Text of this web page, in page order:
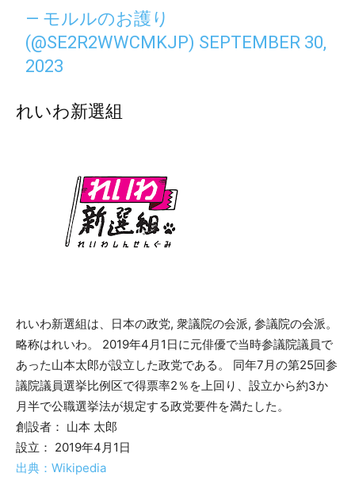
— モルルのお護り
(@SE2R2WWCMKJP) SEPTEMBER 30,
2023
れいわ新選組
れいわ新選組は、日本の政党, 衆議院の会派, 参議院の会派。
略称はれいわ。 2019年4月1日に元俳優で当時参議院議員で
あった山本太郎が設立した政党である。 同年7月の第25回参
議院議員選挙比例区で得票率2％を上回り、設立から約3か
月半で公職選挙法が規定する政党要件を満たした。
創設者： 山本 太郎
設立： 2019年4月1日
出典：Wikipedia